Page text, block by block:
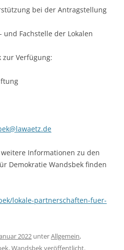
bei der Antragstellung
Fachstelle der Lokalen
zur Verfügung:
Informationen zu den
Demokratie Wandsbek finden
lokale-partnerschaften-fuer-
2022 unterAllgemein,
,Wandsbekveröffentlicht.